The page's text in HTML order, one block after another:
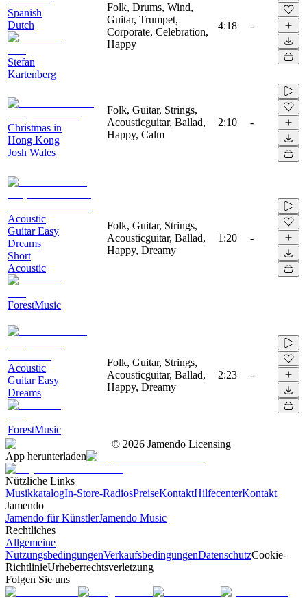
Spanish
Dutch
Stefan
Kartenberg
Folk, Drums, Wind,
Guitar, Trumpet,
Corporate, Celebration,
Happy
4:18 -
Christmas in
Hong Kong
Josh Wales
Folk, Guitar, Strings,
Acousticguitar, Ballad,
Happy, Calm
2:10 -
Acoustic
Guitar Easy
Dreams
Short
Acoustic
ForestMusic
Folk, Guitar, Strings,
Acousticguitar, Ballad,
Happy, Dreamy
1:20 -
Acoustic
Guitar Easy
Dreams
ForestMusic
Folk, Guitar, Strings,
Acousticguitar, Ballad,
Happy, Dreamy
2:23 -
© 2026 Jamendo Licensing
App herunterladen
Nützliche Links
MusikkatalogIn-Store-RadiosPreiseKontaktHilfecenterKontakt
Jamendo
Jamendo für KünstlerJamendo Music
Rechtliches
Allgemeine
NutzungsbedingungenVerkaufsbedingungenDatenschutzCookie-
RichtlinieUrheberrechtsverletzung
Folgen Sie uns